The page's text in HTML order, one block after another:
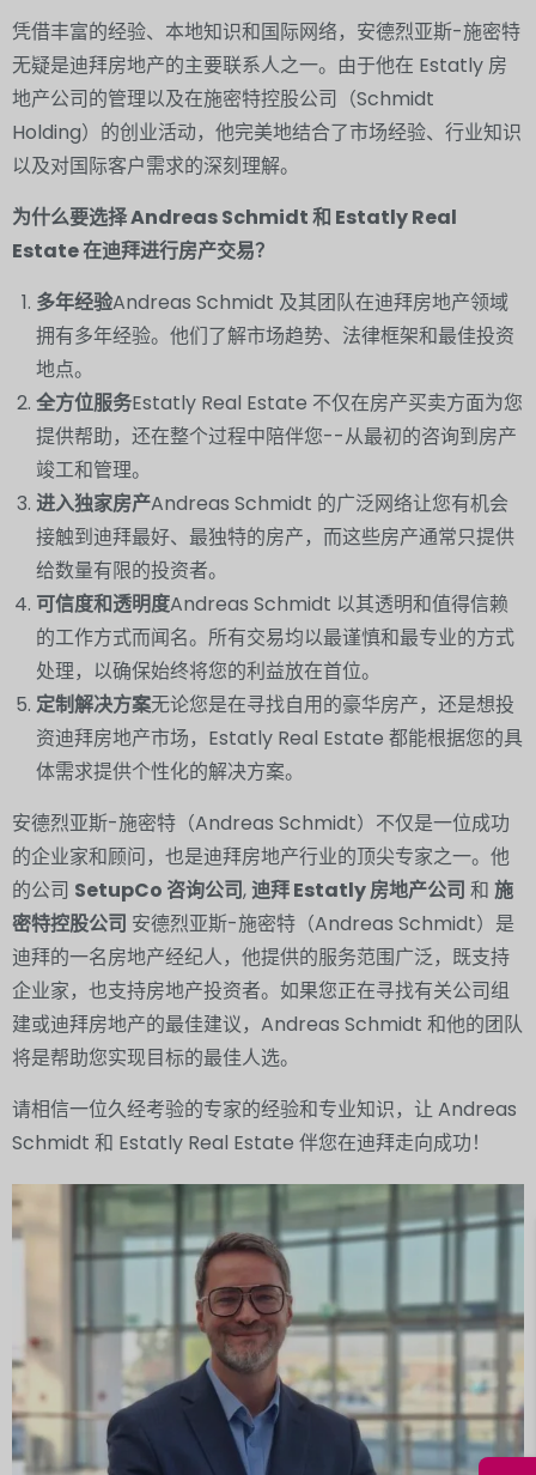
凭借丰富的经验、本地知识和国际网络，安德烈亚斯-施密特
无疑是迪拜房地产的主要联系人之一。由于他在 Estatly 房
地产公司的管理以及在施密特控股公司（Schmidt
Holding）的创业活动，他完美地结合了市场经验、行业知识
以及对国际客户需求的深刻理解。
为什么要选择 Andreas Schmidt 和 Estatly Real
Estate 在迪拜进行房产交易？
多年经验Andreas Schmidt 及其团队在迪拜房地产领域
拥有多年经验。他们了解市场趋势、法律框架和最佳投资
地点。
全方位服务Estatly Real Estate 不仅在房产买卖方面为您
提供帮助，还在整个过程中陪伴您--从最初的咨询到房产
竣工和管理。
进入独家房产Andreas Schmidt 的广泛网络让您有机会
接触到迪拜最好、最独特的房产，而这些房产通常只提供
给数量有限的投资者。
可信度和透明度Andreas Schmidt 以其透明和值得信赖
的工作方式而闻名。所有交易均以最谨慎和最专业的方式
处理，以确保始终将您的利益放在首位。
定制解决方案无论您是在寻找自用的豪华房产，还是想投
资迪拜房地产市场，Estatly Real Estate 都能根据您的具
体需求提供个性化的解决方案。
安德烈亚斯-施密特（Andreas Schmidt）不仅是一位成功
的企业家和顾问，也是迪拜房地产行业的顶尖专家之一。他
的公司 SetupCo 咨询公司,迪拜 Estatly 房地产公司 和 施
密特控股公司 安德烈亚斯-施密特（Andreas Schmidt）是
迪拜的一名房地产经纪人，他提供的服务范围广泛，既支持
企业家，也支持房地产投资者。如果您正在寻找有关公司组
建或迪拜房地产的最佳建议，Andreas Schmidt 和他的团队
将是帮助您实现目标的最佳人选。
请相信一位久经考验的专家的经验和专业知识，让 Andreas
Schmidt 和 Estatly Real Estate 伴您在迪拜走向成功！